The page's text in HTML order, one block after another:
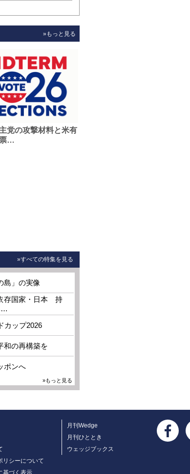
»もっと見る
党の攻撃材料と米有
…
»すべての特集を見る
島」の実像
存国家・日本 持
…
カップ2026
和の再構築を
ポンへ
»もっと見る
リシーについて
基づく表示
月刊Wedge
月刊ひととき
ウェッジブックス